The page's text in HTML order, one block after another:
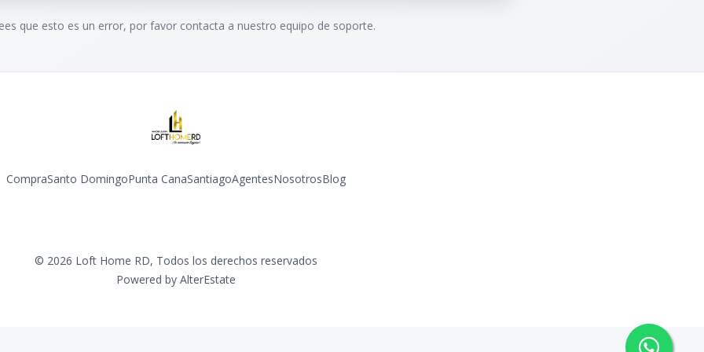
que esto es un error, por favor contacta a nuestro equipo de soporte.
CompraSanto DomingoPunta CanaSantiagoAgentesNosotrosBlog
© 2026 Loft Home RD, Todos los derechos reservados
Powered by AlterEstate